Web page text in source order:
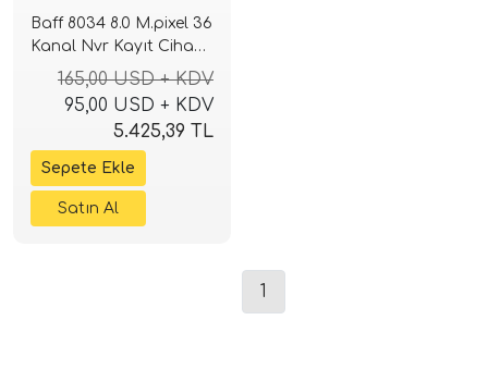
Baff 8034 8.0 M.pixel 36
Kanal Nvr Kayıt Cihazı
( çift hdd ) H265+
165,00 USD + KDV
95,00 USD + KDV
5.425,39 TL
1